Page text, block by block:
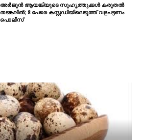
അർജുൻ ആയങ്കിയുടെ സുഹൃത്തുക്കൾ കരുതൽ
തടങ്കലിൽ; 8 പേരെ കസ്റ്റഡിയിലെടുത്ത് വളപട്ടണം
പൊലീസ്